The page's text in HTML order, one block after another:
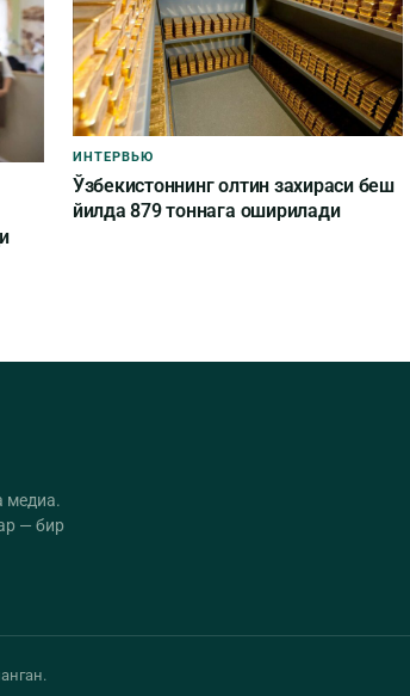
ИНТЕРВЬЮ
Ўзбекистоннинг олтин захираси беш
йилда 879 тоннага оширилади
медиа.
— бир